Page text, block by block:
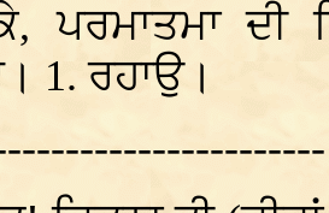
ਪਰਮਾਤਮਾ ਦੀ
1. ਰਹਾਉ।